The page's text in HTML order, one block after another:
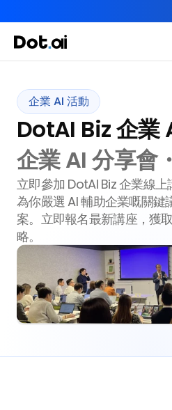
企業 AI 活動
企業 AI 活動
DotAI Biz 企業
企業 AI 分享會
立即參加 DotAI Biz 企業線
為你嚴選 AI 輔助企業嘅關鍵
案。立即報名最新講座，獲
略。
Dot.AI
全港最貼地AI課
三大恆常課程 主題課程
實用
我們有